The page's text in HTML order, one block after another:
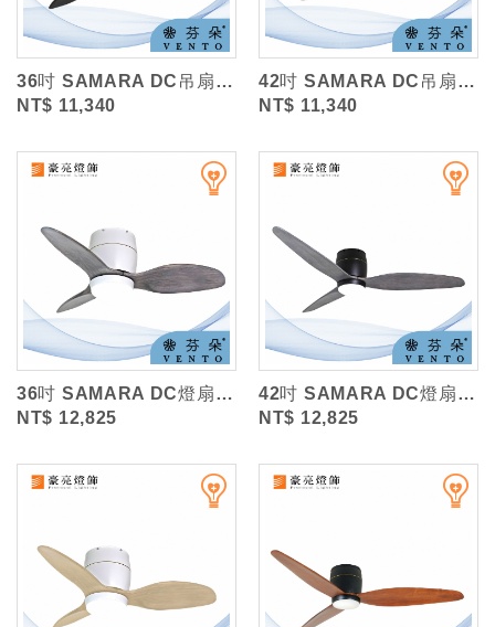
36吋 SAMARA DC吊扇/實木葉片/附遙控 (VENTO芬朵)
NT$ 11,340
42吋 SAMARA DC吊扇/實木葉片/附遙控 (VENTO芬朵)
NT$ 11,340
36吋 SAMARA DC燈扇/LED18W/鐵灰木紋實木葉片/遙控調光 (VE...
NT$ 12,825
42吋 SAMARA DC燈扇/LED18W/鐵灰木紋實木葉片/遙控調光 (VE...
NT$ 12,825